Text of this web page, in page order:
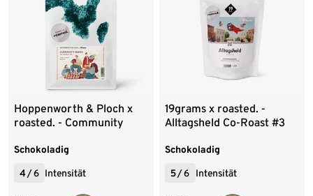
Hoppenworth & Ploch x
roasted. - Community
Espresso - 250 g Ganze
Schokoladig
4/6 Intensität
19grams x roasted. -
Alltagsheld Co-Roast #3
Bohne
Schokoladig
5/6 Intensität